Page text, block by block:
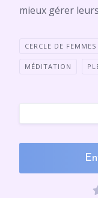
mieux gérer
CERCLE DE FEMMES
MÉDITATION